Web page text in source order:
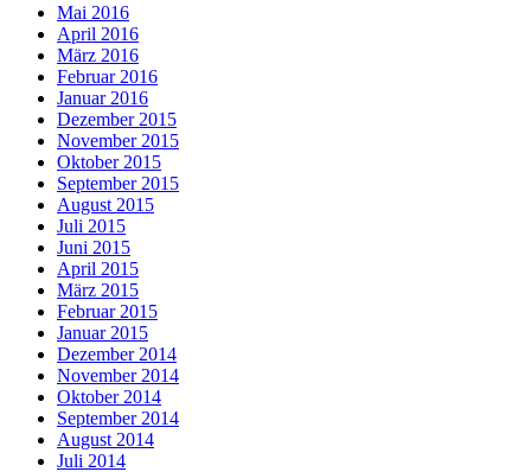
Mai 2016
April 2016
März 2016
Februar 2016
Januar 2016
Dezember 2015
November 2015
Oktober 2015
September 2015
August 2015
Juli 2015
Juni 2015
April 2015
März 2015
Februar 2015
Januar 2015
Dezember 2014
November 2014
Oktober 2014
September 2014
August 2014
Juli 2014